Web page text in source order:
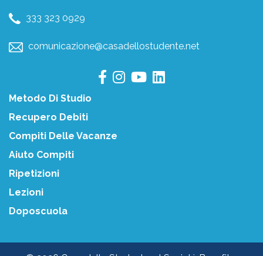
333 323 0929
comunicazione@casadellostudente.net
Metodo Di Studio
Recupero Debiti
Compiti Delle Vacanze
Aiuto Compiti
Ripetizioni
Lezioni
Doposcuola